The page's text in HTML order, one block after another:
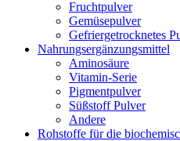
Fruchtpulver
Gemüsepulver
Gefriergetrocknetes
Nahrungsergänzungsmittel
Aminosäure
Vitamin-Serie
Pigmentpulver
Süßstoff Pulver
Andere
Rohstoffe für die